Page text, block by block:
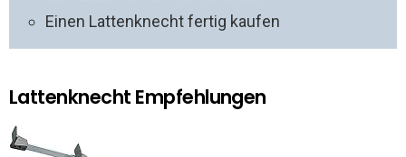
Einen Lattenknecht fertig kaufen
Lattenknecht Empfehlungen